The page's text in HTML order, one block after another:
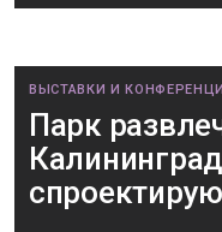
ВЫСТАВКИ И
Парк